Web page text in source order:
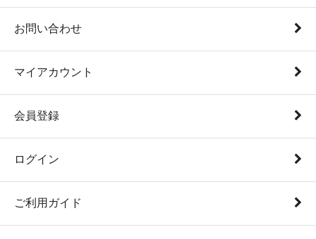
お問い合わせ
マイアカウント
会員登録
ログイン
ご利用ガイド